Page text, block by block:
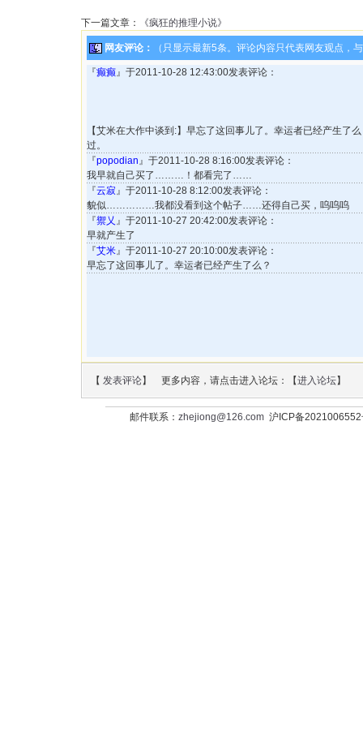
下一篇文章： 《疯狂的推理小说》
网友评论： （只显示最新5条。评论内容只代表网友观点，
『癫癫』于2011-10-28 12:43:00发表评论：
【艾米在大作中谈到:】早忘了这回事儿了。幸运者已经产生了
过。
『popodian』于2011-10-28 8:16:00发表评论：
我早就自己买了………！都看完了……
『云寂』于2011-10-28 8:12:00发表评论：
貌似……………我都没看到这个帖子……还得自己买，呜呜呜
『禦乂 』于2011-10-27 20:42:00发表评论：
早就产生了
『艾米』于2011-10-27 20:10:00发表评论：
早忘了这回事儿了。幸运者已经产生了么？
【 发表评论】 更多内容，请点击进入论坛：【进入论坛】
邮件联系： zhejiong@126.com沪ICP备